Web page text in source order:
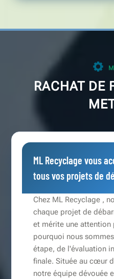
RACHAT DE
ML Recyclage vous
tous vos projets de
Chez ML Recyclage ,
chaque projet de
et mérite une attention
pourquoi nous
étape, de l'évaluation
finale. Située au cœur
notre équipe dévouée